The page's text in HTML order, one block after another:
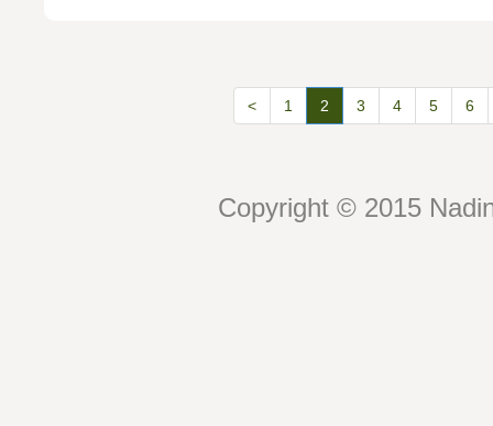
< 1 2 3 4 5 6
Copyright © 2015